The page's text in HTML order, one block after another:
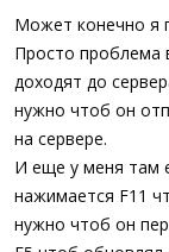
Может конечно я
Просто проблема
доходят до
нужно чтоб он
на сервере.
И еще у меня там
нажимается F11
нужно чтоб он